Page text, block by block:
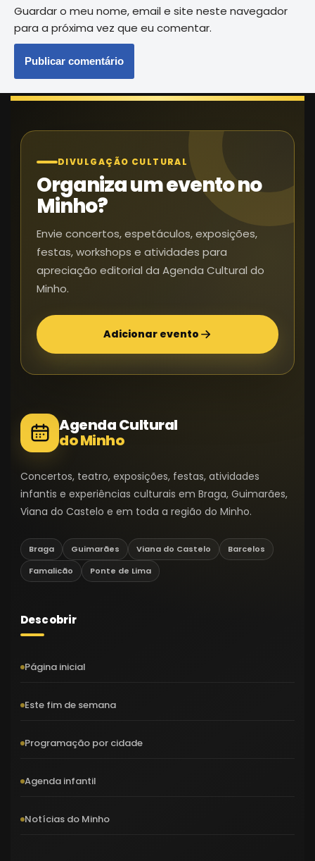
Guardar o meu nome, email e site neste navegador
para a próxima vez que eu comentar.
DIVULGAÇÃO CULTURAL
Organiza um evento no
Minho?
Envie concertos, espetáculos, exposições,
festas, workshops e atividades para
apreciação editorial da Agenda Cultural do
Minho.
Adicionar evento
Agenda Cultural
do Minho
Concertos, teatro, exposições, festas, atividades
infantis e experiências culturais em Braga, Guimarães,
Viana do Castelo e em toda a região do Minho.
Braga Guimarães Viana do Castelo
Barcelos
Famalicão
Ponte de Lima
Descobrir
Página inicial
Este fim de semana
Programação por cidade
Agenda infantil
Notícias do Minho